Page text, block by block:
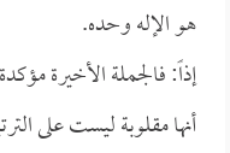
هو الإله وحده.
إذاً: فالجملة الأخيرة
أنها مقلوبة ليست على